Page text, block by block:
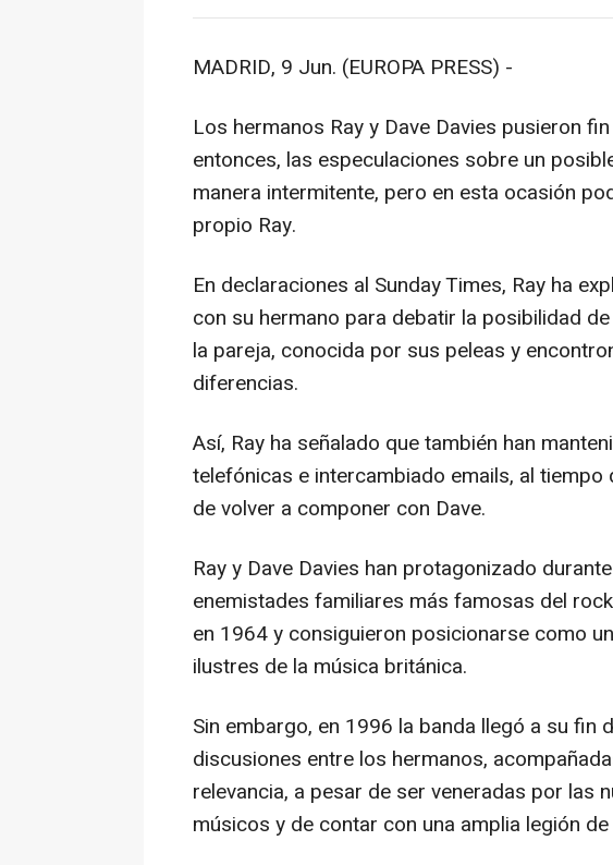
MADRID, 9 Jun. (EUROPA PRESS) -
Los hermanos Ray y Dave Davies pusieron
entonces, las especulaciones sobre un
manera intermitente, pero en esta ocasión
propio Ray.
En declaraciones al Sunday Times, Ray ha
con su hermano para debatir la posibilidad
la pareja, conocida por sus peleas y
diferencias.
Así, Ray ha señalado que también han
telefónicas e intercambiado emails, al
de volver a componer con Dave.
Ray y Dave Davies han protagonizado
enemistades familiares más famosas del
en 1964 y consiguieron posicionarse como
ilustres de la música británica.
Sin embargo, en 1996 la banda llegó a su fin
discusiones entre los hermanos,
relevancia, a pesar de ser veneradas por las
músicos y de contar con una amplia legión